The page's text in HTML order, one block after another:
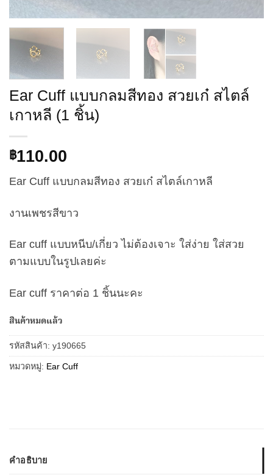
Ear Cuff แบบกลมสีทอง สวยเก๋ สไตล์
เกาหลี (1 ชิ้น)
฿110.00
Ear Cuff แบบกลมสีทอง สวยเก๋ สไตล์เกาหลี
งานเพชรสีขาว
Ear cuff แบบหนีบ/เกี่ยว ไม่ต้องเจาะ ใส่ง่าย ใส่สวย
ตามแบบในรูปเลยค่ะ
Ear cuff ราคาต่อ 1 ชิ้นนะคะ
สินค้าหมดแล้ว
รหัสสินค้า: y190665
หมวดหมู่: Ear Cuff
คำอธิบาย